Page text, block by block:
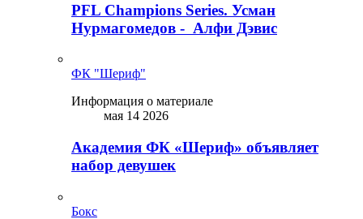
PFL Champions Series. Усман
Нурмагомедов - Алфи Дэвис
ФК "Шериф"
Информация о материале
мая 14 2026
Академия ФК «Шериф» объявляет
набор девушек
Бокс